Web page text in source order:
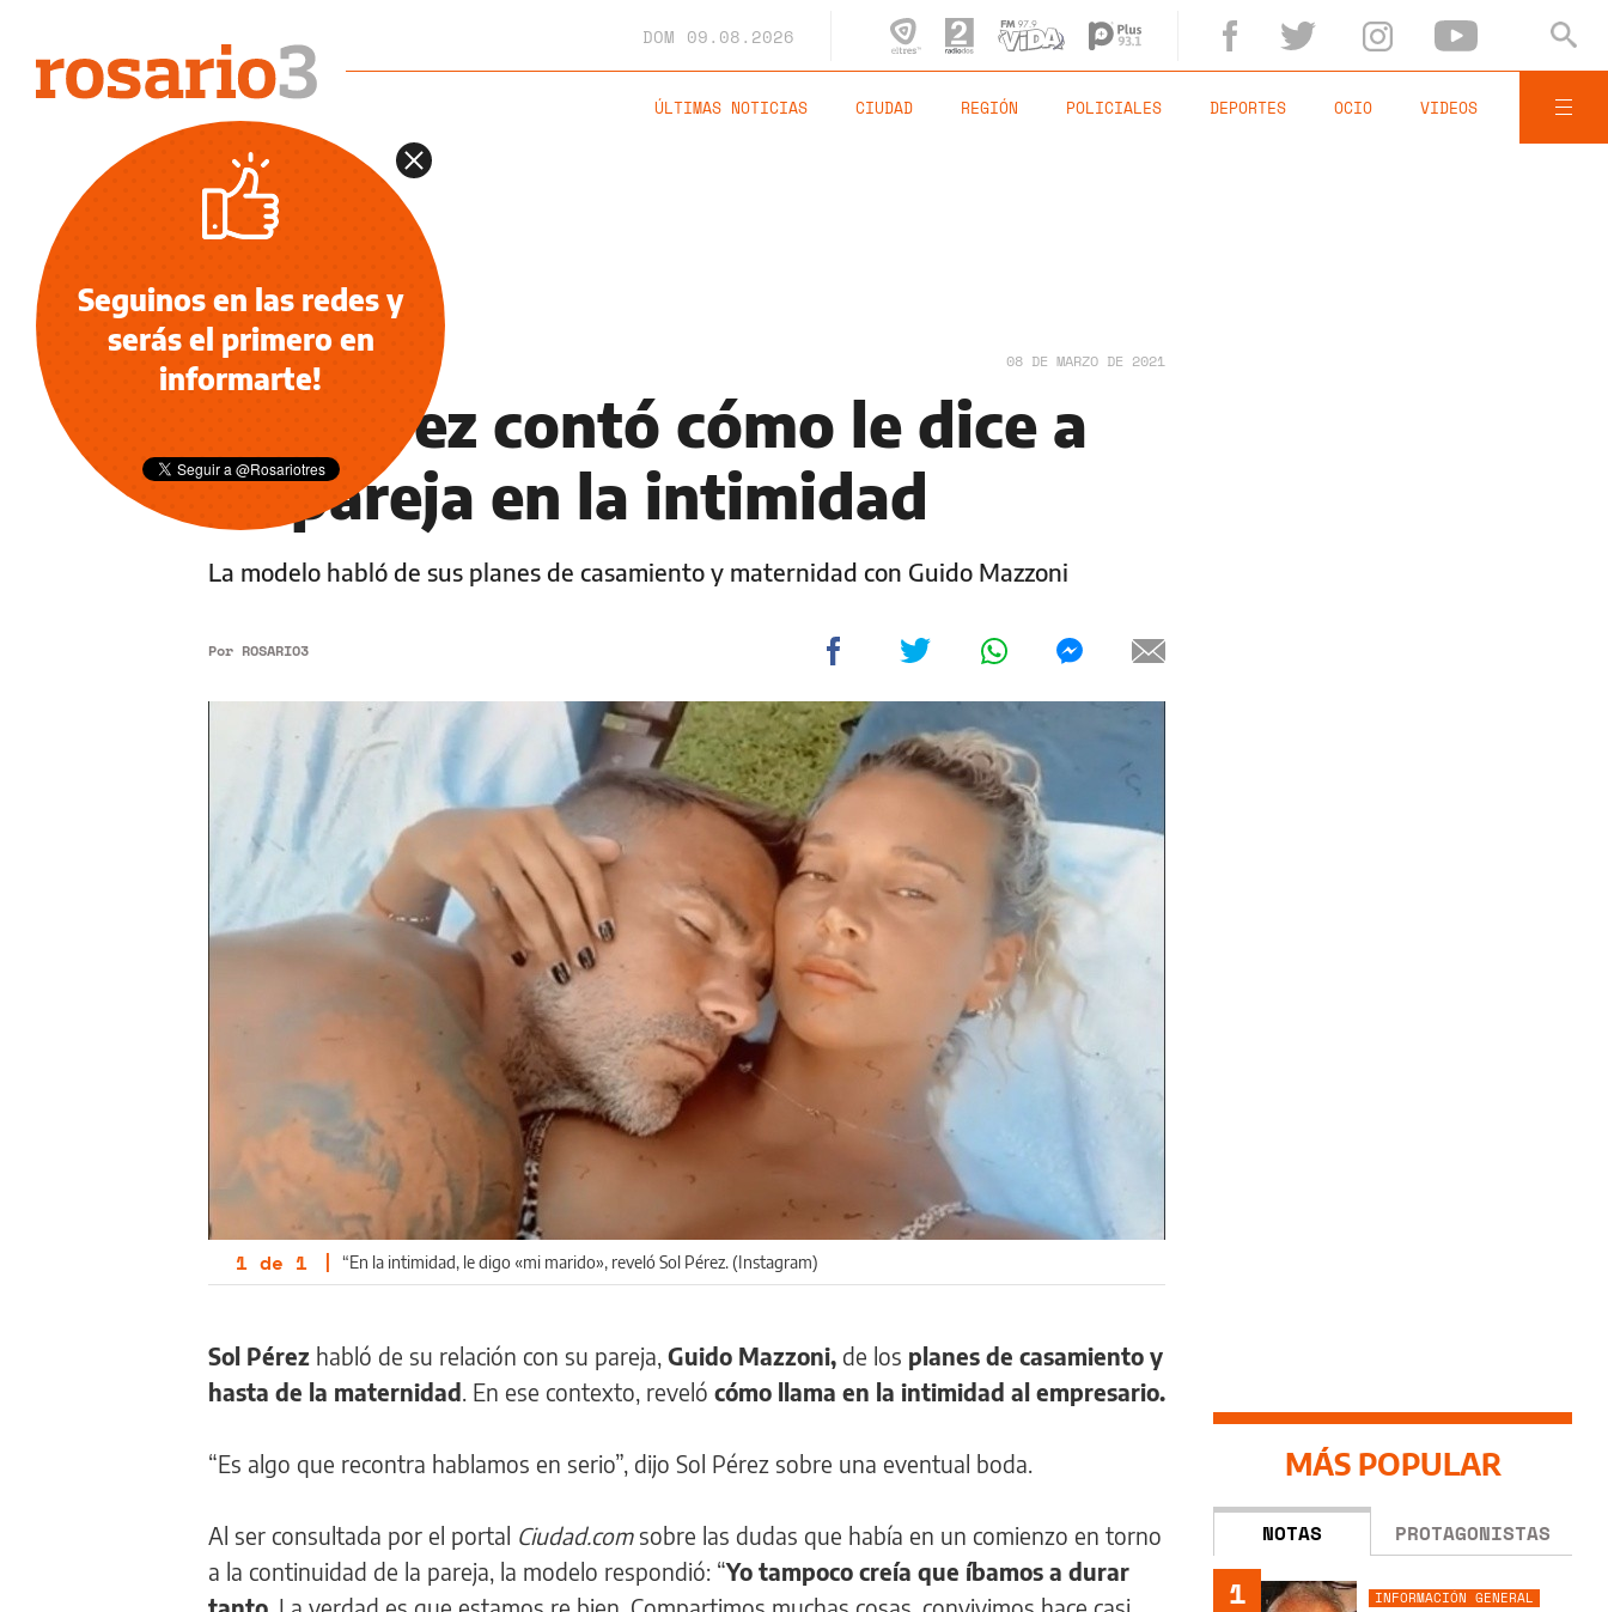
DOM 09.08.2026
ÚLTIMAS NOTICIAS CIUDAD REGIÓN POLICIALES DEPORTES OCIO VIDEOS
PURO SHOW 08 DE MARZO DE 2021
Sol Pérez contó cómo le dice a
su pareja en la intimidad
La modelo habló de sus planes de casamiento y maternidad con Guido Mazzoni
Por ROSARIO3
1 de 1 | “En la intimidad, le digo «mi marido», reveló Sol Pérez. (Instagram)
Sol Pérez habló de su relación con su pareja, Guido Mazzoni, de los planes de casamiento y
hasta de la maternidad . En ese contexto, reveló cómo llama en la intimidad al empresario.
“Es algo que recontra hablamos en serio”, dijo Sol Pérez sobre una eventual boda.
Al ser consultada por el portal Ciudad.comsobre las dudas que había en un comienzo en torno
a la continuidad de la pareja, la modelo respondió: “Yo tampoco creía que íbamos a durar
MÁS POPULAR
NOTAS PROTAGONISTAS
1
INFORMACIÓN GENERAL
Seguinos en las redes y
serás el primero en
informarte!